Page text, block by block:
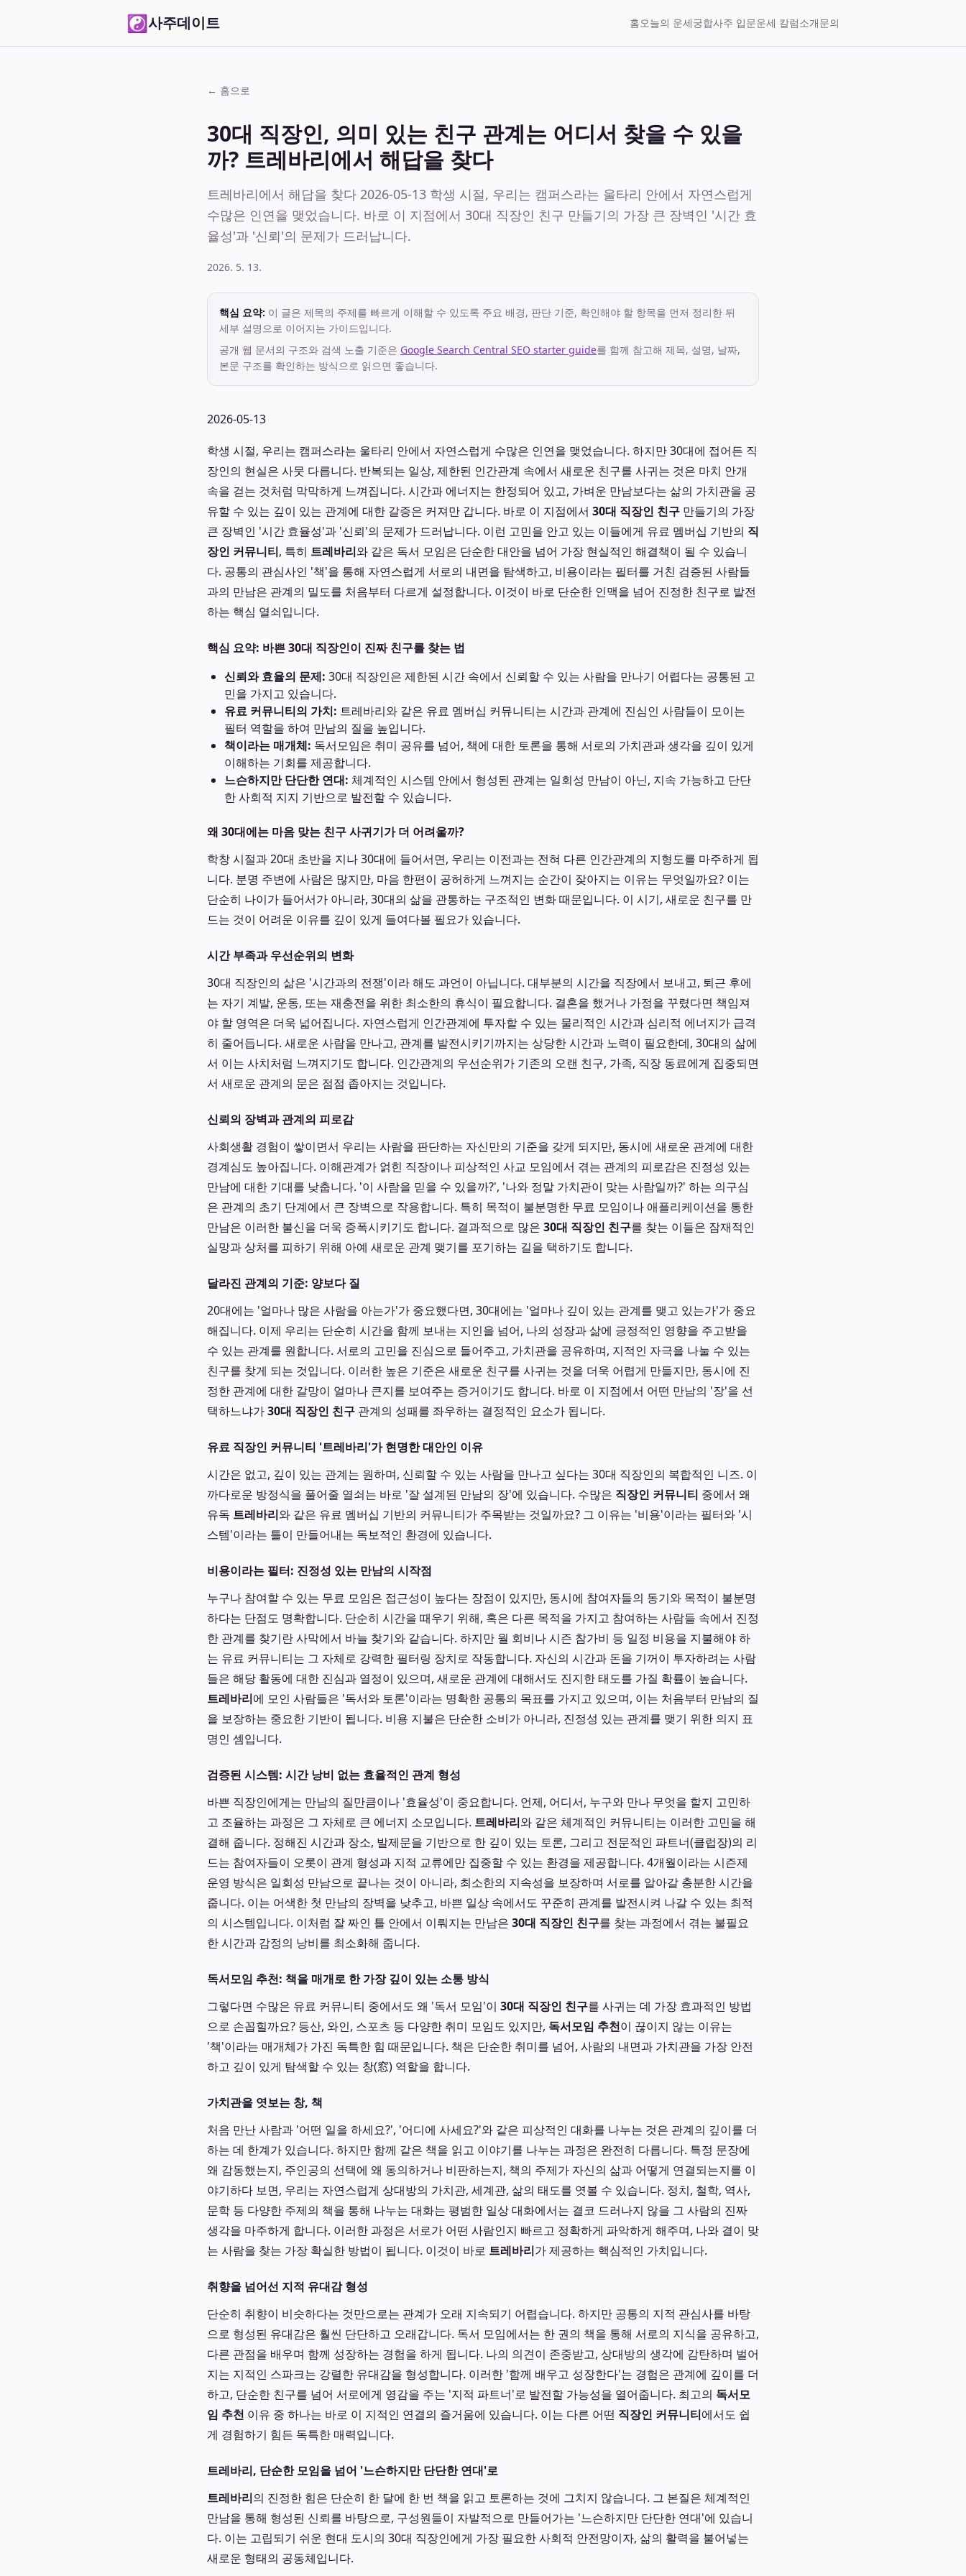
☯사주데이트 홈오늘의 운세궁합사주 입문운세 칼럼소개문의
← 홈으로
30대 직장인, 의미 있는 친구 관계는 어디서 찾을 수 있을
까? 트레바리에서 해답을 찾다
트레바리에서 해답을 찾다 2026-05-13 학생 시절, 우리는 캠퍼스라는 울타리 안에서 자연스럽게
수많은 인연을 맺었습니다. 바로 이 지점에서 30대 직장인 친구 만들기의 가장 큰 장벽인 '시간 효
율성'과 '신뢰'의 문제가 드러납니다.
2026. 5. 13.
핵심 요약: 이 글은 제목의 주제를 빠르게 이해할 수 있도록 주요 배경, 판단 기준, 확인해야 할 항목을 먼저 정리한 뒤
세부 설명으로 이어지는 가이드입니다.
공개 웹 문서의 구조와 검색 노출 기준은 Google Search Central SEO starter guide를 함께 참고해 제목, 설명, 날짜,
본문 구조를 확인하는 방식으로 읽으면 좋습니다.
2026-05-13
학생 시절, 우리는 캠퍼스라는 울타리 안에서 자연스럽게 수많은 인연을 맺었습니다. 하지만 30대에 접어든 직
장인의 현실은 사뭇 다릅니다. 반복되는 일상, 제한된 인간관계 속에서 새로운 친구를 사귀는 것은 마치 안개
속을 걷는 것처럼 막막하게 느껴집니다. 시간과 에너지는 한정되어 있고, 가벼운 만남보다는 삶의 가치관을 공
유할 수 있는 깊이 있는 관계에 대한 갈증은 커져만 갑니다. 바로 이 지점에서 30대 직장인 친구 만들기의 가장
큰 장벽인 '시간 효율성'과 '신뢰'의 문제가 드러납니다. 이런 고민을 안고 있는 이들에게 유료 멤버십 기반의 직
장인 커뮤니티, 특히 트레바리와 같은 독서 모임은 단순한 대안을 넘어 가장 현실적인 해결책이 될 수 있습니
다. 공통의 관심사인 '책'을 통해 자연스럽게 서로의 내면을 탐색하고, 비용이라는 필터를 거친 검증된 사람들
과의 만남은 관계의 밀도를 처음부터 다르게 설정합니다. 이것이 바로 단순한 인맥을 넘어 진정한 친구로 발전
하는 핵심 열쇠입니다.
핵심 요약: 바쁜 30대 직장인이 진짜 친구를 찾는 법
신뢰와 효율의 문제: 30대 직장인은 제한된 시간 속에서 신뢰할 수 있는 사람을 만나기 어렵다는 공통된 고
민을 가지고 있습니다.
유료 커뮤니티의 가치: 트레바리와 같은 유료 멤버십 커뮤니티는 시간과 관계에 진심인 사람들이 모이는
필터 역할을 하여 만남의 질을 높입니다.
책이라는 매개체: 독서모임은 취미 공유를 넘어, 책에 대한 토론을 통해 서로의 가치관과 생각을 깊이 있게
이해하는 기회를 제공합니다.
느슨하지만 단단한 연대: 체계적인 시스템 안에서 형성된 관계는 일회성 만남이 아닌, 지속 가능하고 단단
한 사회적 지지 기반으로 발전할 수 있습니다.
왜 30대에는 마음 맞는 친구 사귀기가 더 어려울까?
학창 시절과 20대 초반을 지나 30대에 들어서면, 우리는 이전과는 전혀 다른 인간관계의 지형도를 마주하게 됩
니다. 분명 주변에 사람은 많지만, 마음 한편이 공허하게 느껴지는 순간이 잦아지는 이유는 무엇일까요? 이는
단순히 나이가 들어서가 아니라, 30대의 삶을 관통하는 구조적인 변화 때문입니다. 이 시기, 새로운 친구를 만
드는 것이 어려운 이유를 깊이 있게 들여다볼 필요가 있습니다.
시간 부족과 우선순위의 변화
30대 직장인의 삶은 '시간과의 전쟁'이라 해도 과언이 아닙니다. 대부분의 시간을 직장에서 보내고, 퇴근 후에
는 자기 계발, 운동, 또는 재충전을 위한 최소한의 휴식이 필요합니다. 결혼을 했거나 가정을 꾸렸다면 책임져
야 할 영역은 더욱 넓어집니다. 자연스럽게 인간관계에 투자할 수 있는 물리적인 시간과 심리적 에너지가 급격
히 줄어듭니다. 새로운 사람을 만나고, 관계를 발전시키기까지는 상당한 시간과 노력이 필요한데, 30대의 삶에
서 이는 사치처럼 느껴지기도 합니다. 인간관계의 우선순위가 기존의 오랜 친구, 가족, 직장 동료에게 집중되면
서 새로운 관계의 문은 점점 좁아지는 것입니다.
신뢰의 장벽과 관계의 피로감
사회생활 경험이 쌓이면서 우리는 사람을 판단하는 자신만의 기준을 갖게 되지만, 동시에 새로운 관계에 대한
경계심도 높아집니다. 이해관계가 얽힌 직장이나 피상적인 사교 모임에서 겪는 관계의 피로감은 진정성 있는
만남에 대한 기대를 낮춥니다. '이 사람을 믿을 수 있을까?', '나와 정말 가치관이 맞는 사람일까?' 하는 의구심
은 관계의 초기 단계에서 큰 장벽으로 작용합니다. 특히 목적이 불분명한 무료 모임이나 애플리케이션을 통한
만남은 이러한 불신을 더욱 증폭시키기도 합니다. 결과적으로 많은 30대 직장인 친구를 찾는 이들은 잠재적인
실망과 상처를 피하기 위해 아예 새로운 관계 맺기를 포기하는 길을 택하기도 합니다.
달라진 관계의 기준: 양보다 질
20대에는 '얼마나 많은 사람을 아는가'가 중요했다면, 30대에는 '얼마나 깊이 있는 관계를 맺고 있는가'가 중요
해집니다. 이제 우리는 단순히 시간을 함께 보내는 지인을 넘어, 나의 성장과 삶에 긍정적인 영향을 주고받을
수 있는 관계를 원합니다. 서로의 고민을 진심으로 들어주고, 가치관을 공유하며, 지적인 자극을 나눌 수 있는
친구를 찾게 되는 것입니다. 이러한 높은 기준은 새로운 친구를 사귀는 것을 더욱 어렵게 만들지만, 동시에 진
정한 관계에 대한 갈망이 얼마나 큰지를 보여주는 증거이기도 합니다. 바로 이 지점에서 어떤 만남의 '장'을 선
택하느냐가30대 직장인 친구 관계의 성패를 좌우하는 결정적인 요소가 됩니다.
유료 직장인 커뮤니티 '트레바리'가 현명한 대안인 이유
시간은 없고, 깊이 있는 관계는 원하며, 신뢰할 수 있는 사람을 만나고 싶다는 30대 직장인의 복합적인 니즈. 이
까다로운 방정식을 풀어줄 열쇠는 바로 '잘 설계된 만남의 장'에 있습니다. 수많은 직장인 커뮤니티 중에서 왜
유독 트레바리와 같은 유료 멤버십 기반의 커뮤니티가 주목받는 것일까요? 그 이유는 '비용'이라는 필터와 '시
스템'이라는 틀이 만들어내는 독보적인 환경에 있습니다.
비용이라는 필터: 진정성 있는 만남의 시작점
누구나 참여할 수 있는 무료 모임은 접근성이 높다는 장점이 있지만, 동시에 참여자들의 동기와 목적이 불분명
하다는 단점도 명확합니다. 단순히 시간을 때우기 위해, 혹은 다른 목적을 가지고 참여하는 사람들 속에서 진정
한 관계를 찾기란 사막에서 바늘 찾기와 같습니다. 하지만 월 회비나 시즌 참가비 등 일정 비용을 지불해야 하
는 유료 커뮤니티는 그 자체로 강력한 필터링 장치로 작동합니다. 자신의 시간과 돈을 기꺼이 투자하려는 사람
들은 해당 활동에 대한 진심과 열정이 있으며, 새로운 관계에 대해서도 진지한 태도를 가질 확률이 높습니다.
트레바리에 모인 사람들은 '독서와 토론'이라는 명확한 공통의 목표를 가지고 있으며, 이는 처음부터 만남의 질
을 보장하는 중요한 기반이 됩니다. 비용 지불은 단순한 소비가 아니라, 진정성 있는 관계를 맺기 위한 의지 표
명인 셈입니다.
검증된 시스템: 시간 낭비 없는 효율적인 관계 형성
바쁜 직장인에게는 만남의 질만큼이나 '효율성'이 중요합니다. 언제, 어디서, 누구와 만나 무엇을 할지 고민하
고 조율하는 과정은 그 자체로 큰 에너지 소모입니다. 트레바리와 같은 체계적인 커뮤니티는 이러한 고민을 해
결해 줍니다. 정해진 시간과 장소, 발제문을 기반으로 한 깊이 있는 토론, 그리고 전문적인 파트너(클럽장)의 리
드는 참여자들이 오롯이 관계 형성과 지적 교류에만 집중할 수 있는 환경을 제공합니다. 4개월이라는 시즌제
운영 방식은 일회성 만남으로 끝나는 것이 아니라, 최소한의 지속성을 보장하며 서로를 알아갈 충분한 시간을
줍니다. 이는 어색한 첫 만남의 장벽을 낮추고, 바쁜 일상 속에서도 꾸준히 관계를 발전시켜 나갈 수 있는 최적
의 시스템입니다. 이처럼 잘 짜인 틀 안에서 이뤄지는 만남은 30대 직장인 친구를 찾는 과정에서 겪는 불필요
한 시간과 감정의 낭비를 최소화해 줍니다.
독서모임 추천: 책을 매개로 한 가장 깊이 있는 소통 방식
그렇다면 수많은 유료 커뮤니티 중에서도 왜 '독서 모임'이 30대 직장인 친구를 사귀는 데 가장 효과적인 방법
으로 손꼽힐까요? 등산, 와인, 스포츠 등 다양한 취미 모임도 있지만, 독서모임 추천이 끊이지 않는 이유는
'책'이라는 매개체가 가진 독특한 힘 때문입니다. 책은 단순한 취미를 넘어, 사람의 내면과 가치관을 가장 안전
하고 깊이 있게 탐색할 수 있는 창(窓) 역할을 합니다.
가치관을 엿보는 창, 책
처음 만난 사람과 '어떤 일을 하세요?', '어디에 사세요?'와 같은 피상적인 대화를 나누는 것은 관계의 깊이를 더
하는 데 한계가 있습니다. 하지만 함께 같은 책을 읽고 이야기를 나누는 과정은 완전히 다릅니다. 특정 문장에
왜 감동했는지, 주인공의 선택에 왜 동의하거나 비판하는지, 책의 주제가 자신의 삶과 어떻게 연결되는지를 이
야기하다 보면, 우리는 자연스럽게 상대방의 가치관, 세계관, 삶의 태도를 엿볼 수 있습니다. 정치, 철학, 역사,
문학 등 다양한 주제의 책을 통해 나누는 대화는 평범한 일상 대화에서는 결코 드러나지 않을 그 사람의 진짜
생각을 마주하게 합니다. 이러한 과정은 서로가 어떤 사람인지 빠르고 정확하게 파악하게 해주며, 나와 결이 맞
는 사람을 찾는 가장 확실한 방법이 됩니다. 이것이 바로 트레바리가 제공하는 핵심적인 가치입니다.
취향을 넘어선 지적 유대감 형성
단순히 취향이 비슷하다는 것만으로는 관계가 오래 지속되기 어렵습니다. 하지만 공통의 지적 관심사를 바탕
으로 형성된 유대감은 훨씬 단단하고 오래갑니다. 독서 모임에서는 한 권의 책을 통해 서로의 지식을 공유하고,
다른 관점을 배우며 함께 성장하는 경험을 하게 됩니다. 나의 의견이 존중받고, 상대방의 생각에 감탄하며 벌어
지는 지적인 스파크는 강렬한 유대감을 형성합니다. 이러한 '함께 배우고 성장한다'는 경험은 관계에 깊이를 더
하고, 단순한 친구를 넘어 서로에게 영감을 주는 '지적 파트너'로 발전할 가능성을 열어줍니다. 최고의 독서모
임 추천 이유 중 하나는 바로 이 지적인 연결의 즐거움에 있습니다. 이는 다른 어떤 직장인 커뮤니티에서도 쉽
게 경험하기 힘든 독특한 매력입니다.
트레바리, 단순한 모임을 넘어 '느슨하지만 단단한 연대'로
트레바리의 진정한 힘은 단순히 한 달에 한 번 책을 읽고 토론하는 것에 그치지 않습니다. 그 본질은 체계적인
만남을 통해 형성된 신뢰를 바탕으로, 구성원들이 자발적으로 만들어가는 '느슨하지만 단단한 연대'에 있습니
다. 이는 고립되기 쉬운 현대 도시의 30대 직장인에게 가장 필요한 사회적 안전망이자, 삶의 활력을 불어넣는
새로운 형태의 공동체입니다.